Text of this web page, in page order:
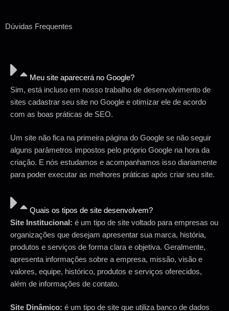
Dúvidas Frequentes
Meu site aparecerá no Google?
Sim, está incluso em nosso trabalho de desenvolvimento de
sites cadastrar seu site no Google e otimizar ele de acordo
com as boas práticas de SEO.
Um site não fica na primeira página do Google se não seguir
alguns parâmetros impostos pelo próprio Google na hora da
criação. E nós estudamos e acompanhamos isso diariamente
para poder executar as melhores práticas após criar seu site.
Quais os tipos de site desenvolvem?
Site Institucional: é um tipo de site voltado para empresas ou
organizações que desejam apresentar sua marca, história,
produtos e serviços de forma clara e objetiva. Geralmente,
apresenta informações sobre a empresa, missão, visão e
valores, equipe, histórico, produtos e serviços oferecidos,
além de informações de contato.
Site Dinâmico: é um tipo de site que utiliza banco de dados